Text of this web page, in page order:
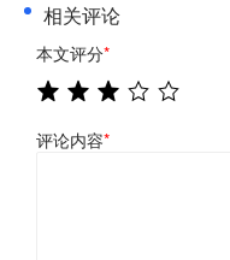
相关评论
本文评分*
评论内容*